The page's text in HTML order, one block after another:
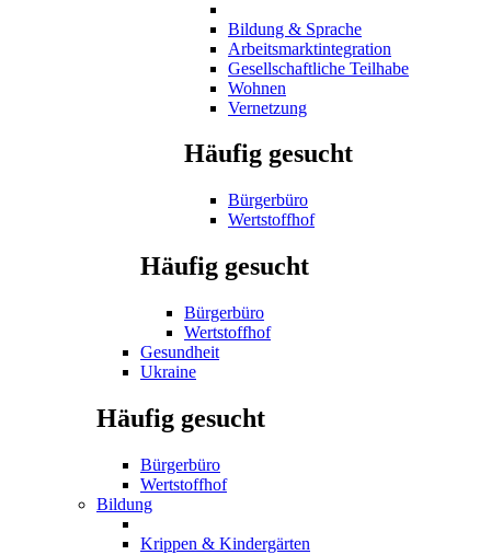
Bildung & Sprache
Arbeitsmarktintegration
Gesellschaftliche Teilhabe
Wohnen
Vernetzung
Häufig gesucht
Bürgerbüro
Wertstoffhof
Häufig gesucht
Bürgerbüro
Wertstoffhof
Gesundheit
Ukraine
Häufig gesucht
Bürgerbüro
Wertstoffhof
Bildung
Krippen & Kindergärten